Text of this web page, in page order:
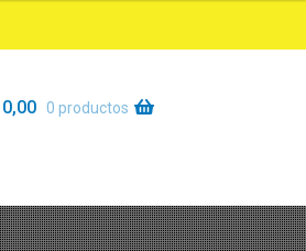
0,00 0 productos